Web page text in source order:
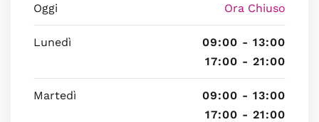
Oggi Ora Chiuso
Lunedì
09:00 - 13:00
17:00 - 21:00
Martedì
09:00 - 13:00
17:00 - 21:00